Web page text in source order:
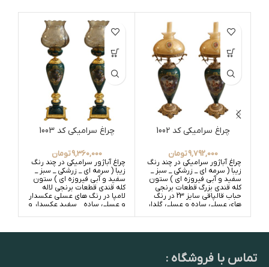
چراغ سرامیکی کد 1002
9,792,000تومان
چراغ آباژور سرامیکی در چند رنگ
زیبا ( سرمه ای _ زرشکی _ سبز _
سفید و آبی فیروزه ای ) ستون
کله قندی بزرگ قطعات برنجی
حباب قالپاقی سایز 23 در رنگ
های عسلی ساده و عسلی گلدار
چراغ سرامیکی کد 1003
9,360,000تومان
چراغ آباژور سرامیکی در چند رنگ
زیبا ( سرمه ای _ زرشکی _ سبز _
سفید و آبی فیروزه ای ) ستون
کله قندی قطعات برنجی لاله
لامپا در رنگ های عسلی عکسدار
و عسلی ساده _ سفید عکسدار و
تماس با فروشگاه :